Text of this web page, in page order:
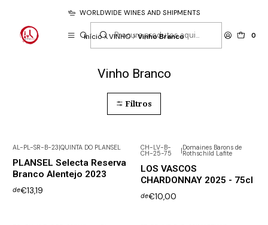
0
WORLDWIDE WINES AND SHIPMENTS
Início VINHO Vinho Branco
Vinho Branco
Filtros
AL-PL-SR-B-23|QUINTA DO PLANSEL
PLANSEL Selecta Reserva
Branco Alentejo 2023
de€13,19
CH-LV-B-
CH-25-75 |Domaines Barons de
Rothschild Lafite
LOS VASCOS
CHARDONNAY 2025 - 75cl
de€10,00